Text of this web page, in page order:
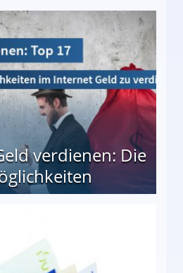
verdienen: Die